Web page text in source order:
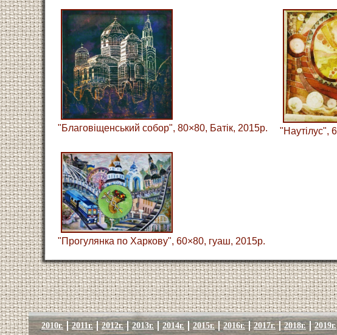
"Благовіщенський собор", 80×80, Батік, 2015р. "Наутілус",
"Прогулянка по Харкову", 60×80, гуаш, 2015р.
2010г. 2011г. 2012г. 2013г. 2014г. 2015г. 2016г. 2017г. 2018г. 2019г.